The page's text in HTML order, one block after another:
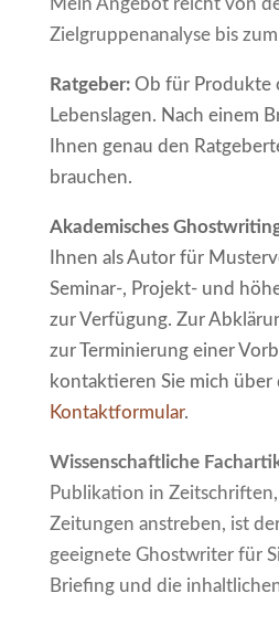
Mein Angebot reicht von
Zielgruppenanalyse bis
Ratgeber:Ob für Produkte
Lebenslagen. Nach einem
Ihnen genau den
brauchen.
Akademisches
Ihnen als Autor für
Seminar-, Projekt- und
zur Verfügung. Zur
zur Terminierung einer
kontaktieren Sie mich über
Kontaktformular.
Wissenschaftliche
Publikation in
Zeitungen anstreben, ist
geeignete Ghostwriter für
Briefing und die